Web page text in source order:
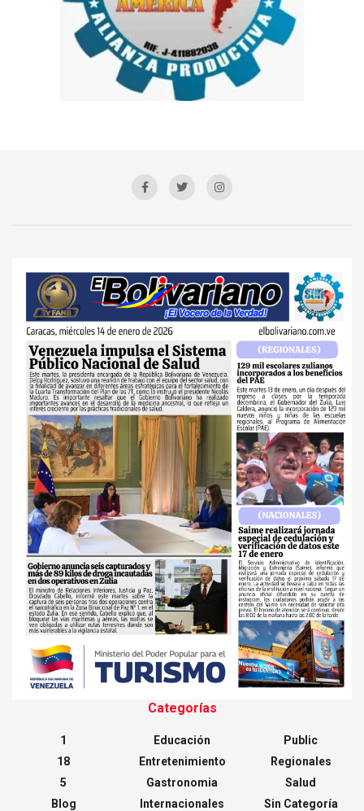
Categorías
1
18
5
Blog
Educación
Entretenimiento
Gastronomia
Internacionales
Public
Regionales
Salud
Sin Categoría